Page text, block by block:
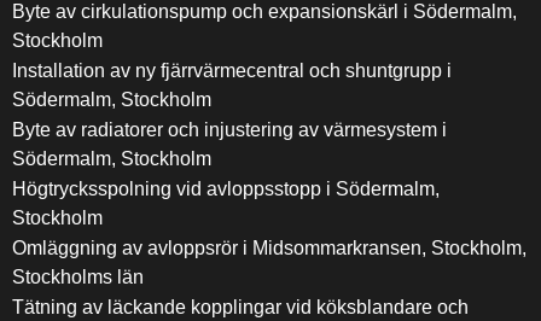
Byte av cirkulationspump och expansionskärl i Södermalm,
Stockholm
Installation av ny fjärrvärmecentral och shuntgrupp i
Södermalm, Stockholm
Byte av radiatorer och injustering av värmesystem i
Södermalm, Stockholm
Högtrycksspolning vid avloppsstopp i Södermalm,
Stockholm
Omläggning av avloppsrör i Midsommarkransen, Stockholm,
Stockholms län
Tätning av läckande kopplingar vid köksblandare och